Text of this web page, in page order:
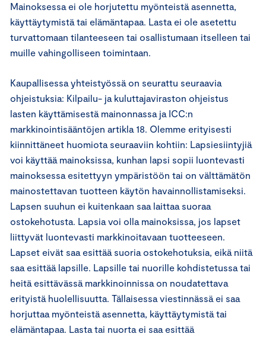
Mainoksessa ei ole horjutettu myönteistä asennetta,
käyttäytymistä tai elämäntapaa. Lasta ei ole asetettu
turvattomaan tilanteeseen tai osallistumaan itselleen tai
muille vahingolliseen toimintaan.
Kaupallisessa yhteistyössä on seurattu seuraavia
ohjeistuksia: Kilpailu- ja kuluttajaviraston ohjeistus
lasten käyttämisestä mainonnassa ja ICC:n
markkinointisääntöjen artikla 18. Olemme erityisesti
kiinnittäneet huomiota seuraaviin kohtiin: Lapsiesiintyjiä
voi käyttää mainoksissa, kunhan lapsi sopii luontevasti
mainoksessa esitettyyn ympäristöön tai on välttämätön
mainostettavan tuotteen käytön havainnollistamiseksi.
Lapsen suuhun ei kuitenkaan saa laittaa suoraa
ostokehotusta. Lapsia voi olla mainoksissa, jos lapset
liittyvät luontevasti markkinoitavaan tuotteeseen.
Lapset eivät saa esittää suoria ostokehotuksia, eikä niitä
saa esittää lapsille. Lapsille tai nuorille kohdistetussa tai
heitä esittävässä markkinoinnissa on noudatettava
erityistä huolellisuutta. Tällaisessa viestinnässä ei saa
horjuttaa myönteistä asennetta, käyttäytymistä tai
elämäntapaa. Lasta tai nuorta ei saa esittää